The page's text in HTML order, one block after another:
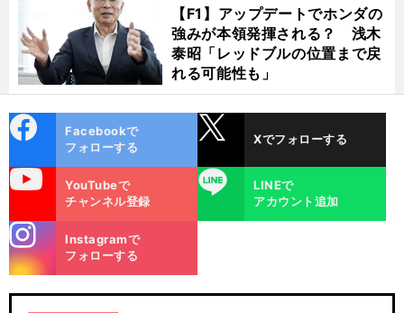
【F1】アップデートでホンダの
強みが本領発揮される？ 浅木
泰昭「レッドブルの位置まで戻
れる可能性も」
ok
Facebookで
フォローする
Xでフォローする
YouTubeで
チャンネル登録
LINE
LINEで
アカウント追加
m
Instagramで
フォローする